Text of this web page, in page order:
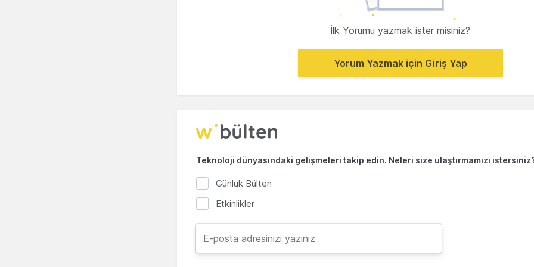
İlk Yorumu yazmak ister misiniz?
Yorum Yazmak için Giriş Yap
Teknoloji dünyasındaki gelişmeleri takip edin. Neleri size ulaştırmamızı
Günlük Bülten
Etkinlikler